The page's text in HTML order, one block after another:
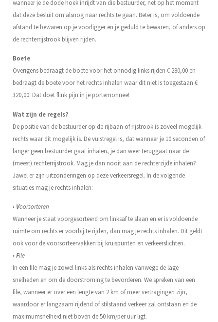
wanneer je de dode hoek inrijdt van die bestuurder, net op het moment
dat deze besluit om alsnog naar rechts te gaan. Beter is, om voldoende
afstand te bewaren op je voorligger en je geduld te bewaren, of anders op
de rechterrijstrook blijven rijden.
Boete
Overigens bedraagt de boete voor het onnodig links rijden € 280,00 en
bedraagt de boete voor het rechts inhalen waar dit niet is toegestaan €
320,00. Dat doet flink pijn in je portemonnee!
Wat zijn de regels?
De positie van de bestuurder op de rijbaan of rijstrook is zoveel mogelijk
rechts waar dit mogelijk is. De vuistregel is, dat wanneer je 10 seconden of
langer geen bestuurder gaat inhalen, je dan weer teruggaat naar de
(meest) rechterrijstrook. Mag je dan nooit aan de rechterzijde inhalen?
Jawel er zijn uitzonderingen op deze verkeersregel. In de volgende
situaties mag je rechts inhalen:
• Voorsorteren
Wanneer je staat voorgesorteerd om linksaf te slaan en er is voldoende
ruimte om rechts er voorbij te rijden, dan mag je rechts inhalen. Dit geldt
ook voor de voorsorteervakken bij kruispunten en verkeerslichten.
•File
In een file mag je zowel links als rechts inhalen vanwege de lage
snelheden en om de doorstroming te bevorderen. We spreken van een
file, wanneer er over een lengte van 2 km of meer vertragingen zijn,
waardoor er langzaam rijdend of stilstaand verkeer zal ontstaan en de
maximumsnelheid niet boven de 50 km/per uur ligt.